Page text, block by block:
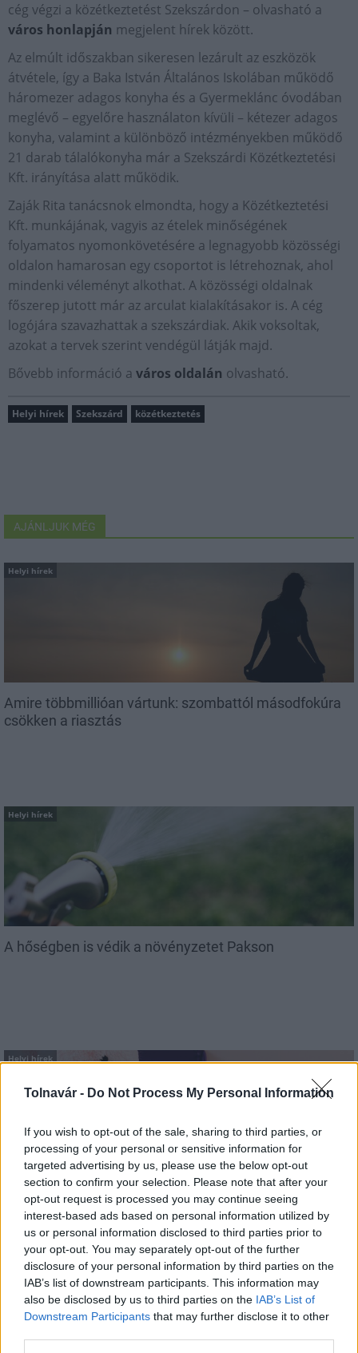
Tolnavár - Do Not Process My Personal Information
If you wish to opt-out of the sale, sharing to third parties, or
processing of your personal or sensitive information for
targeted advertising by us, please use the below opt-out
section to confirm your selection. Please note that after your
opt-out request is processed you may continue seeing
interest-based ads based on personal information utilized by
us or personal information disclosed to third parties prior to
your opt-out. You may separately opt-out of the further
disclosure of your personal information by third parties on the
IAB’s list of downstream participants. This information may
also be disclosed by us to third parties on the IAB’s List of
Downstream Participants that may further disclose it to other
cég végzi a közétkeztetést Szekszárdon – olvasható a
város honlapján megjelent hírek között.
Az elmúlt időszakban sikeresen lezárult az eszközök
átvétele, így a Baka István Általános Iskolában működő
háromezer adagos konyha és a Gyermeklánc óvodában
meglévő – egyelőre használaton kívüli – kétezer adagos
konyha, valamint a különböző intézményekben működő
21 darab tálalókonyha már a Szekszárdi Közétkeztetési
Kft. irányítása alatt működik.
Zaják Rita tanácsnok elmondta, hogy a Közétkeztetési
Kft. munkájának, vagyis az ételek minőségének
folyamatos nyomonkövetésére a legnagyobb közösségi
oldalon hamarosan egy csoportot is létrehoznak, ahol
mindenki véleményt alkothat. A közösségi oldalnak
főszerep jutott már az arculat kialakításakor is. A cég
logójára szavazhattak a szekszárdiak. Akik voksoltak,
azokat a tervek szerint vendégül látják majd.
Bővebb információ a város oldalán olvasható.
Helyi hírek Szekszárd közétkeztetés
AJÁNLJUK MÉG
Helyi hírek
Amire többmillióan vártunk: szombattól másodfokúra
csökken a riasztás
Helyi hírek
A hőségben is védik a növényzetet Pakson
Helyi hírek
Idén is PajTáska, egy táskányi segítség a paksi
iskolakezdéshez